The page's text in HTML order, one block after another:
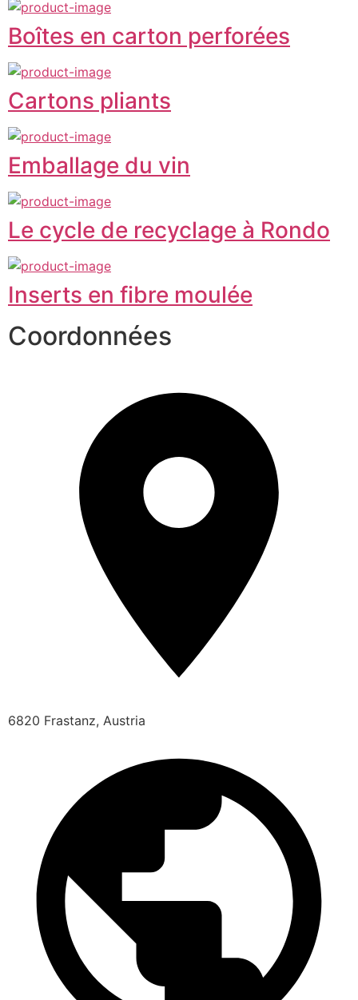
Boîtes en carton perforées
Cartons pliants
Emballage du vin
Le cycle de recyclage à Rondo
Inserts en fibre moulée
Coordonnées
6820 Frastanz, Austria